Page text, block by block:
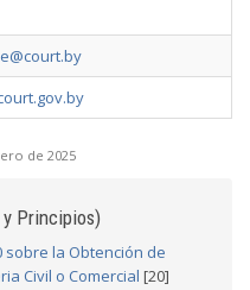
de 2025
Principios)
sobre la Obtención de
Civil o Comercial [20]